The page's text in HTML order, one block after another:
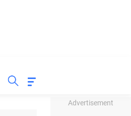
Advertisement
INSPIRASI BISNIS